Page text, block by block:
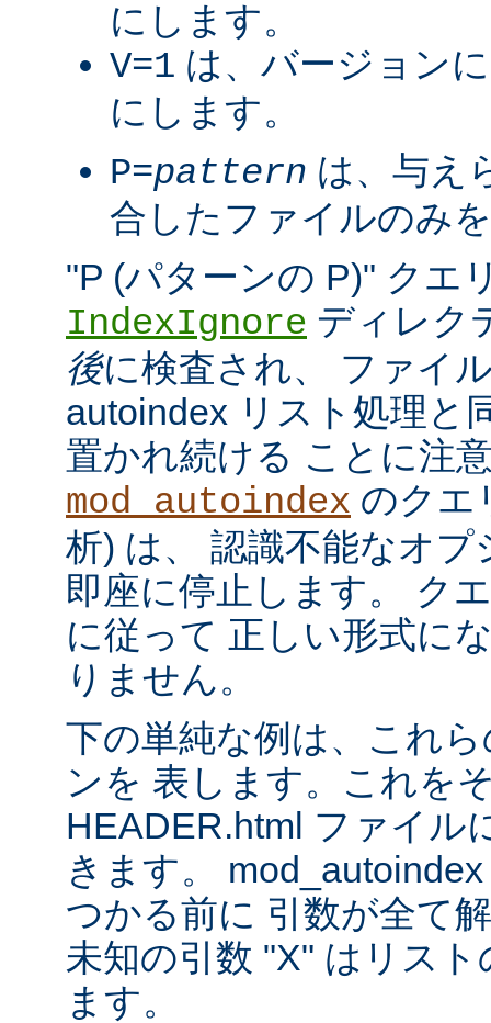
にします。
V=1 は、バージョン
にします。
P=pattern は、与え
合したファイルのみ
"P (パターンの P)" クエ
IndexIgnore ディレク
後に検査され、 ファイ
autoindex リスト処理と
置かれ続ける ことに注
mod_autoindex のクエ
析) は、 認識不能なオ
即座に停止します。 ク
に従って 正しい形式に
りません。
下の単純な例は、これ
ンを 表します。これを
HEADER.html ファイル
きます。
つかる前に 引数が全て
未知の引数 "X" はリス
ます。